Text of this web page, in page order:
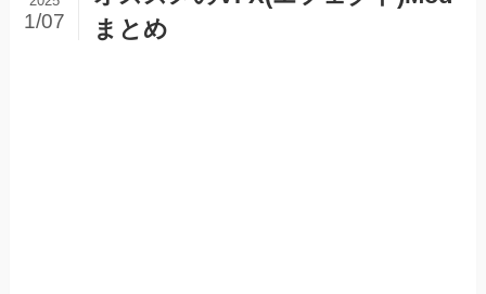
まとめ
1/07
Judgement cut[v1.1]」 by papa